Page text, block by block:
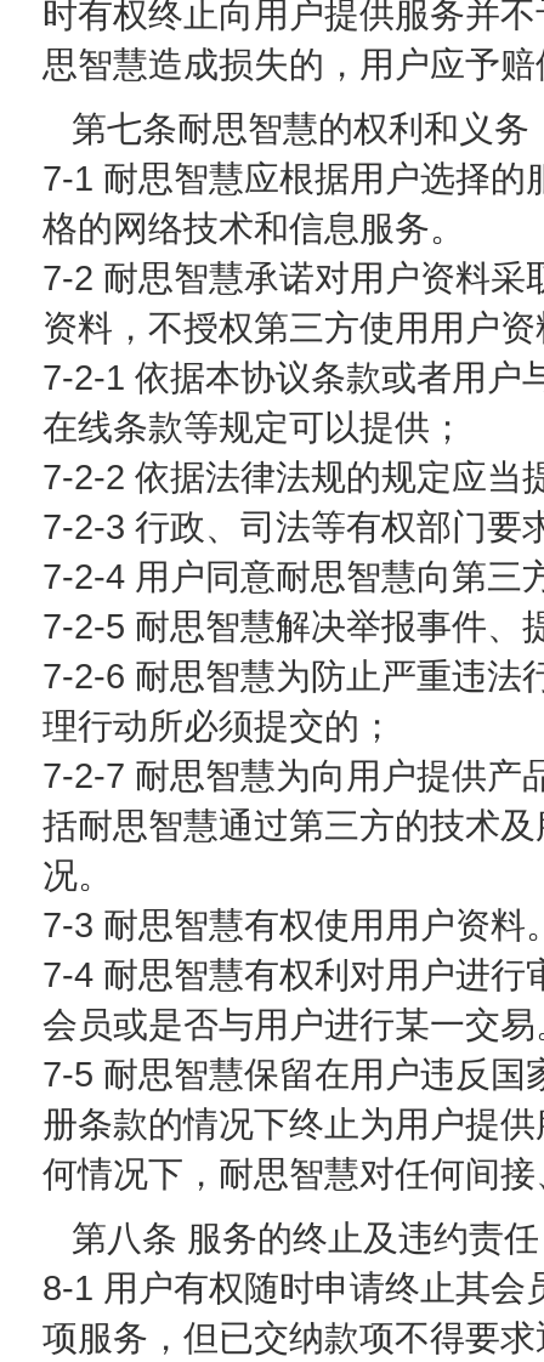
时有权终止向用户提供服务并
思智慧造成损失的，用户应予
第七条耐思智慧的权利和义务
7-1 耐思智慧应根据用户选择
格的网络技术和信息服务。
7-2 耐思智慧承诺对用户资料
资料，不授权第三方使用用户
7-2-1 依据本协议条款或者用户
在线条款等规定可以提供；
7-2-2 依据法律法规的规定应当
7-2-3 行政、司法等有权部门要
7-2-4 用户同意耐思智慧向第三
7-2-5 耐思智慧解决举报事件、
7-2-6 耐思智慧为防止严重违法
理行动所必须提交的；
7-2-7 耐思智慧为向用户提供产
括耐思智慧通过第三方的技术
况。
7-3 耐思智慧有权使用用户资料
7-4 耐思智慧有权利对用户进
会员或是否与用户进行某一交易
7-5 耐思智慧保留在用户违反
册条款的情况下终止为用户提
何情况下，耐思智慧对任何间
第八条 服务的终止及违约责任
8-1 用户有权随时申请终止其
项服务，但已交纳款项不得要